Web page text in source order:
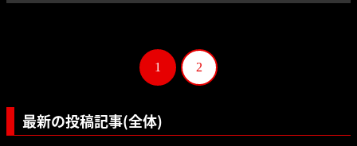
1 2
最新の投稿記事(全体)